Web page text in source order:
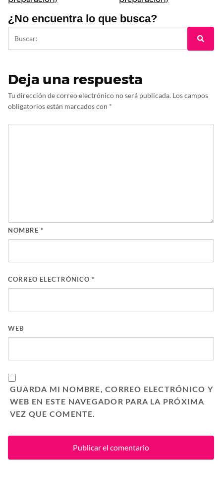
¿No encuentra lo que busca?
Deja una respuesta
Tu dirección de correo electrónico no será publicada. Los campos
obligatorios están marcados con *
NOMBRE *
CORREO ELECTRÓNICO *
WEB
GUARDA MI NOMBRE, CORREO ELECTRÓNICO Y
WEB EN ESTE NAVEGADOR PARA LA PRÓXIMA
VEZ QUE COMENTE.